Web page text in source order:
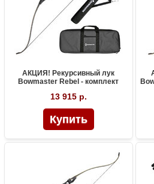
АКЦИЯ! Рекурсивный лук
Bowmaster Rebel - комплект
13 915 р.